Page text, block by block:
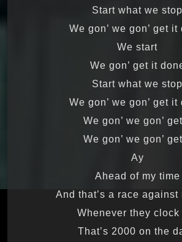
Start what we stop
We gon’ we gon’ get it
We start
We gon’ get it
Start what we stop
We gon’ we gon’ get it
We gon’ we gon’
We gon’ we gon’
Ay
Ahead of my time
And that’s a race against
Whenever they clock
That’s 2000 on the